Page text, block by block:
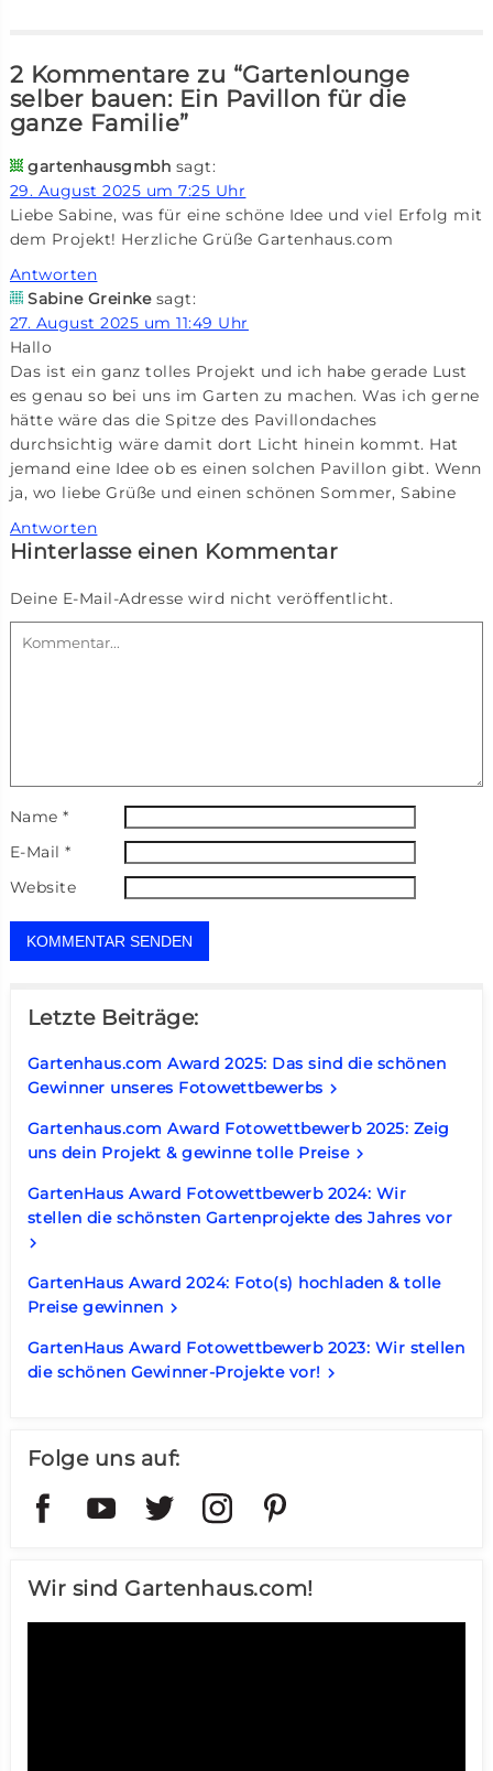
2 Kommentare zu “Gartenlounge
selber bauen: Ein Pavillon für die
ganze Familie”
gartenhausgmbh sagt:
29. August 2025 um 7:25 Uhr
Liebe Sabine, was für eine schöne Idee und viel Erfolg mit
dem Projekt! Herzliche Grüße Gartenhaus.com
Antworten
Sabine Greinke sagt:
27. August 2025 um 11:49 Uhr
Hallo
Das ist ein ganz tolles Projekt und ich habe gerade Lust
es genau so bei uns im Garten zu machen. Was ich gerne
hätte wäre das die Spitze des Pavillondaches
durchsichtig wäre damit dort Licht hinein kommt. Hat
jemand eine Idee ob es einen solchen Pavillon gibt. Wenn
ja, wo liebe Grüße und einen schönen Sommer, Sabine
Antworten
Hinterlasse einen Kommentar
Deine E-Mail-Adresse wird nicht veröffentlicht.
Name*
E-Mail*
Website
Letzte Beiträge:
Gartenhaus.com Award 2025: Das sind die schönen
Gewinner unseres Fotowettbewerbs keyboard_arrow_right
Gartenhaus.com Award Fotowettbewerb 2025: Zeig
uns dein Projekt & gewinne tolle Preisekeyboard_arrow_right
GartenHaus Award Fotowettbewerb 2024: Wir
stellen die schönsten Gartenprojekte des Jahres vor
keyboard_arrow_right
GartenHaus Award 2024: Foto(s) hochladen & tolle
Preise gewinnen keyboard_arrow_right
GartenHaus Award Fotowettbewerb 2023: Wir stellen
die schönen Gewinner-Projekte vor! keyboard_arrow_right
Folge uns auf:
Wir sind Gartenhaus.com!